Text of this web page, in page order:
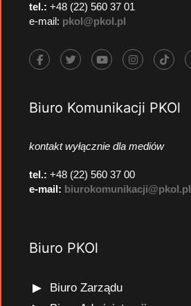
tel.: +48 (22) 560 37 01
e-mail: pkol@pkol.pl
Biuro Komunikacji PKOl
kontakt wyłącznie dla mediów
tel.: +48 (22) 560 37 00
e-mail: biurokomunikacji@pkol.pl
Biuro PKOl
Biuro Zarządu